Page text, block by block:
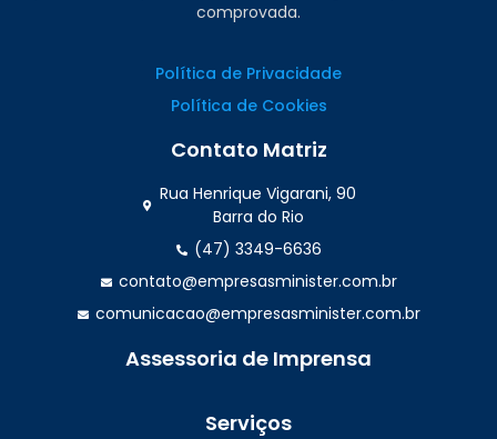
comprovada.
Política de Privacidade
Política de Cookies
Contato Matriz
Rua Henrique Vigarani, 90
Barra do Rio
(47) 3349-6636
contato@empresasminister.com.br
comunicacao@empresasminister.com.br
(47) 99988.4642
Assessoria de Imprensa
Serviços